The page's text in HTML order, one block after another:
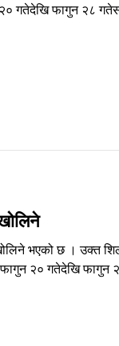
गतेदेखि फागुन २८
भएको छ । उक्त
फागुन २० गतेदेखि